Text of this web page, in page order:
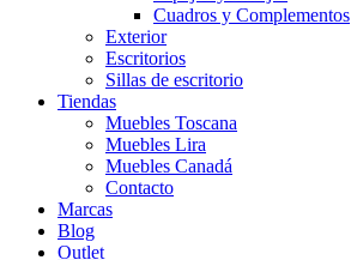
Cuadros y Complementos
Exterior
Escritorios
Sillas de escritorio
Tiendas
Muebles Toscana
Muebles Lira
Muebles Canadá
Contacto
Marcas
Blog
Outlet